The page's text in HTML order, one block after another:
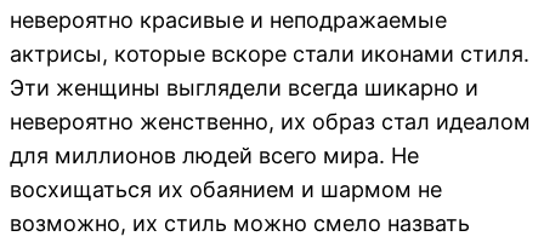
невероятно красивые и неподражаемые
актрисы, которые вскоре стали иконами стиля.
Эти женщины выглядели всегда шикарно и
невероятно женственно, их образ стал идеалом
для миллионов людей всего мира. Не
восхищаться их обаянием и шармом не
возможно, их стиль можно смело назвать